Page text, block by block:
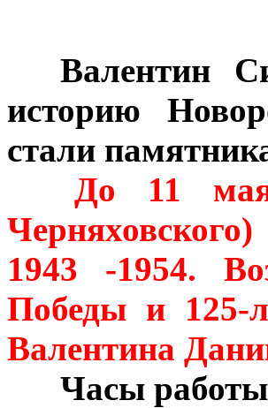
Валентин
историю
стали
До 11
1943 -1954.
Победы и 125-
Валентина
Часы